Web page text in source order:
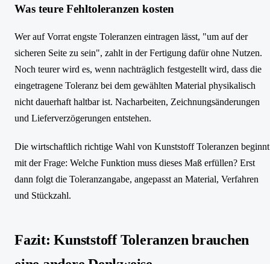
Was teure Fehltoleranzen kosten
Wer auf Vorrat engste Toleranzen eintragen lässt, "um auf der
sicheren Seite zu sein", zahlt in der Fertigung dafür ohne Nutzen.
Noch teurer wird es, wenn nachträglich festgestellt wird, dass die
eingetragene Toleranz bei dem gewählten Material physikalisch
nicht dauerhaft haltbar ist. Nacharbeiten, Zeichnungsänderungen
und Lieferverzögerungen entstehen.
Die wirtschaftlich richtige Wahl von Kunststoff Toleranzen beginnt
mit der Frage: Welche Funktion muss dieses Maß erfüllen? Erst
dann folgt die Toleranzangabe, angepasst an Material, Verfahren
und Stückzahl.
Fazit: Kunststoff Toleranzen brauchen